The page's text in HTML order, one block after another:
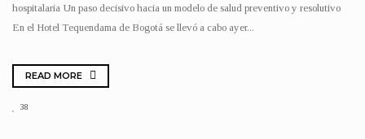
hospitalaria Un paso decisivo hacia un modelo de salud preventivo y resolutivo
En el Hotel Tequendama de Bogotá se llevó a cabo ayer...
READ MORE
38